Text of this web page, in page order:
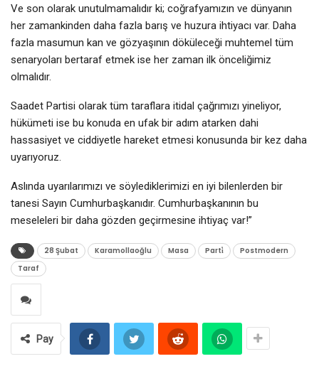
Ve son olarak unutulmamalıdır ki; coğrafyamızın ve dünyanın
her zamankinden daha fazla barış ve huzura ihtiyacı var. Daha
fazla masumun kan ve gözyaşının döküleceği muhtemel tüm
senaryoları bertaraf etmek ise her zaman ilk önceliğimiz
olmalıdır.
Saadet Partisi olarak tüm taraflara itidal çağrımızı yineliyor,
hükümeti ise bu konuda en ufak bir adım atarken dahi
hassasiyet ve ciddiyetle hareket etmesi konusunda bir kez daha
uyarıyoruz.
Aslında uyarılarımızı ve söylediklerimizi en iyi bilenlerden bir
tanesi Sayın Cumhurbaşkanıdır. Cumhurbaşkanının bu
meseleleri bir daha gözden geçirmesine ihtiyaç var!”
28 Şubat Karamollaoğlu Masa Parti̇
Postmodern
Taraf
Pay